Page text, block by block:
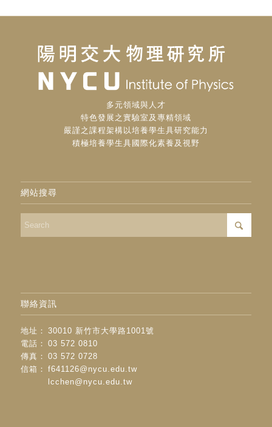
多元領域與人才
特色發展之實驗室及專精領域
嚴謹之課程架構以培養學生具研究能力
積極培養學生具國際化素養及視野
網站搜尋
聯絡資訊
地址：
30010 新竹市大學路1001號
電話：
03 572 0810
傳真：
03 572 0728
信箱：
f641126@nycu.edu.tw
lcchen@nycu.edu.tw